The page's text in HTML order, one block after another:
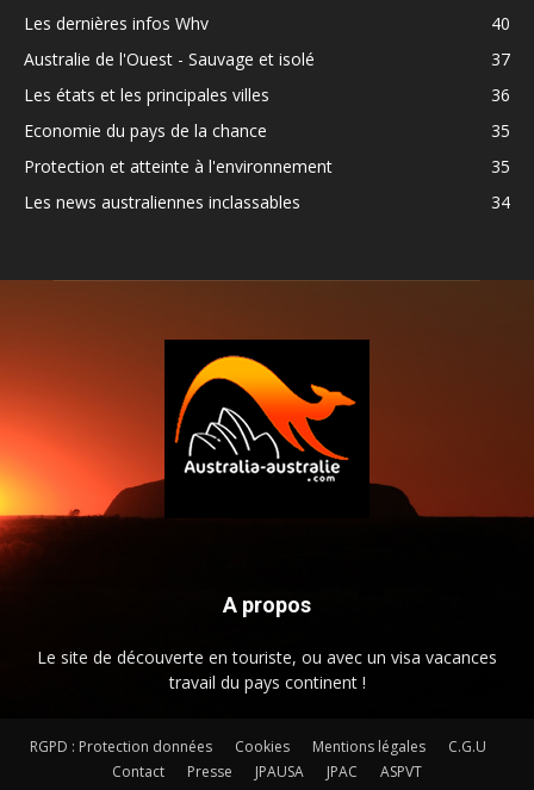
Les dernières infos Whv
40
Australie de l'Ouest - Sauvage et isolé
37
Les états et les principales villes
36
Economie du pays de la chance
35
Protection et atteinte à l'environnement
35
Les news australiennes inclassables
34
A propos
Le site de découverte en touriste, ou avec un visa vacances
travail du pays continent !
RGPD : Protection données Cookies Mentions légales
C.G.U
Contact
Presse JPAUSA JPAC ASPVT